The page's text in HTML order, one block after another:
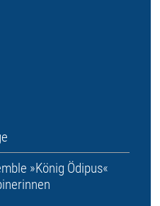
»König Ödipus«